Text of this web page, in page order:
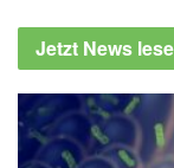
Wu,
Jetzt News